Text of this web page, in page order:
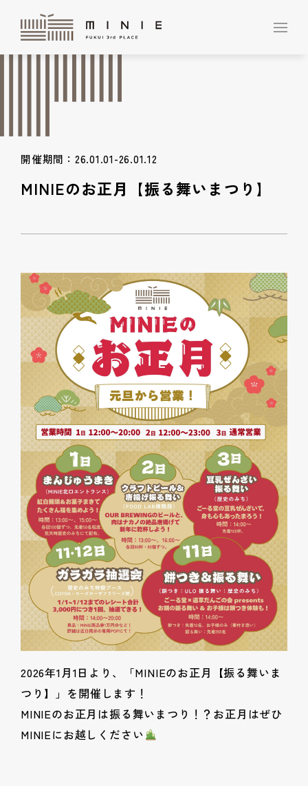
開催期間：26.01.01-26.01.12
MINIEのお正月【振る舞いまつり】
2026年1月1日より、「MINIEのお正月【振る舞いま
つり】」を開催します！
MINIEのお正月は振る舞いまつり！？お正月はぜひ
MINIEにお越しください